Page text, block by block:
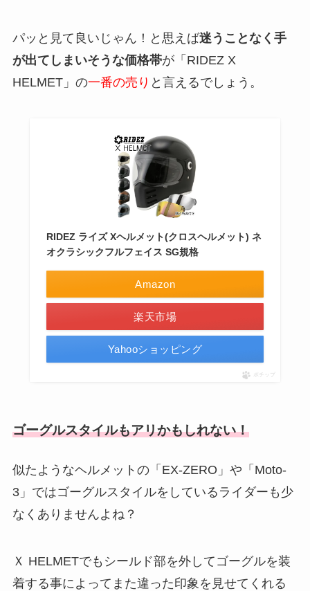
パッと見て良いじゃん！と思えば迷うことなく手
が出てしまいそうな価格帯が「RIDEZ X
HELMET」の一番の売り と言えるでしょう。
RIDEZ ライズ Xヘルメット(クロスヘルメット) ネ
オクラシックフルフェイス SG規格
Amazon
楽天市場
Yahooショッピング
ポチップ
ゴーグルスタイルもアリかもしれない！
似たようなヘルメットの「EX-ZERO」や「Moto-
3」ではゴーグルスタイルをしているライダーも少
なくありませんよね？
Ｘ HELMETでもシールド部を外してゴーグルを装
着する事によってまた違った印象を見せてくれる